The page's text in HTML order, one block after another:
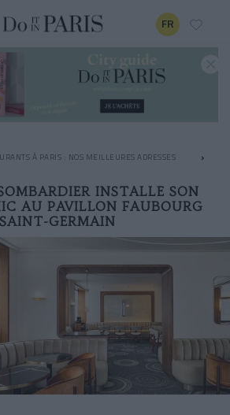
FR
À PARIS : NOS MEILLEURES ADRESSES
INSTALLE SON
AU PAVILLON FAUBOURG
SAINT-GERMAIN